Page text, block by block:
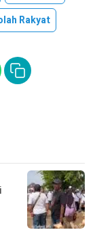
Rakyat